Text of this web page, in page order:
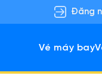
Đăng
Vé máy bay